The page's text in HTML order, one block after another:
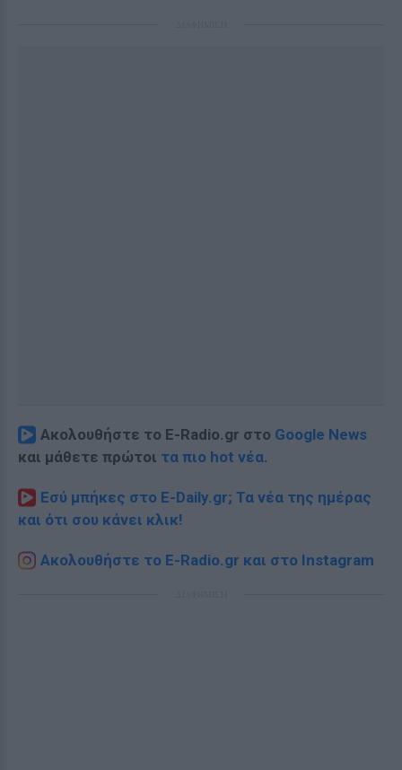
Ακολουθήστε το E-Radio.gr στο Google News
και μάθετε πρώτοι τα πιο hot νέα.
Εσύ μπήκες στο E-Daily.gr; Τα νέα της ημέρας
και ότι σου κάνει κλικ!
Ακολουθήστε το E-Radio.gr και στο Instagram